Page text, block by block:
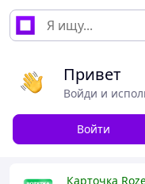
Привет
Войди и
Войти
Карточка